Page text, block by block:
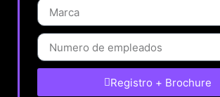
Registro + Brochure